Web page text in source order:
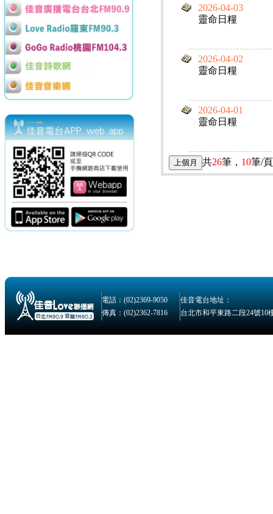
2026-04-03
靈命日糧
2026-04-02
靈命日糧
2026-04-01
靈命日糧
共26筆， 10筆/
電話：(02)2369-9050
佳音電台地址：
傳真：(02)2362-7816
台北市和平東路二段24號10